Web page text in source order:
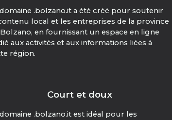
.bolzano.it a été créé pour soutenir
local et les entreprises de la province
en fournissant un espace en ligne
aux activités et aux informations liées à
région.
Court et doux
.bolzano.it est idéal pour les